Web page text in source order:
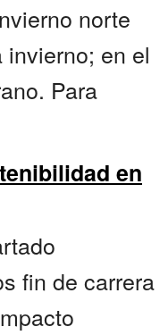
norte
en el
Para
en
fin de carrera